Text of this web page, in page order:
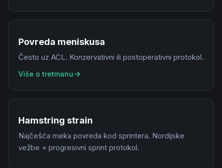
Povreda meniskusa
Često uz ACL. Konzervativni ili postoperativni protokol.
Više o tretmanu
Hamstring strain
Najčešća meka povreda kod sprintera. Nordijske
vežbe + progresivni sprint protokol.